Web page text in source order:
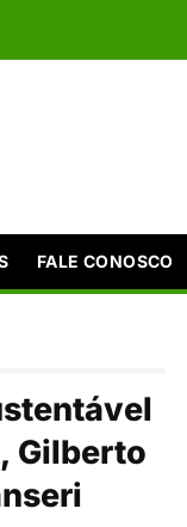
FALE CONOSCO
Gilberto